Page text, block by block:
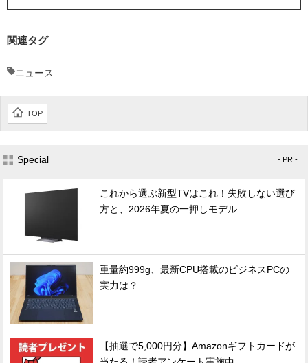
関連タグ
ニュース
TOP
Special - PR -
これから選ぶ新型TVはこれ！失敗しない選び
方と、2026年夏の一押しモデル
重量約999g、最新CPU搭載のビジネスPCの
実力は？
【抽選で5,000円分】Amazonギフトカードが